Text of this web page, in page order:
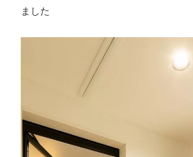
ました